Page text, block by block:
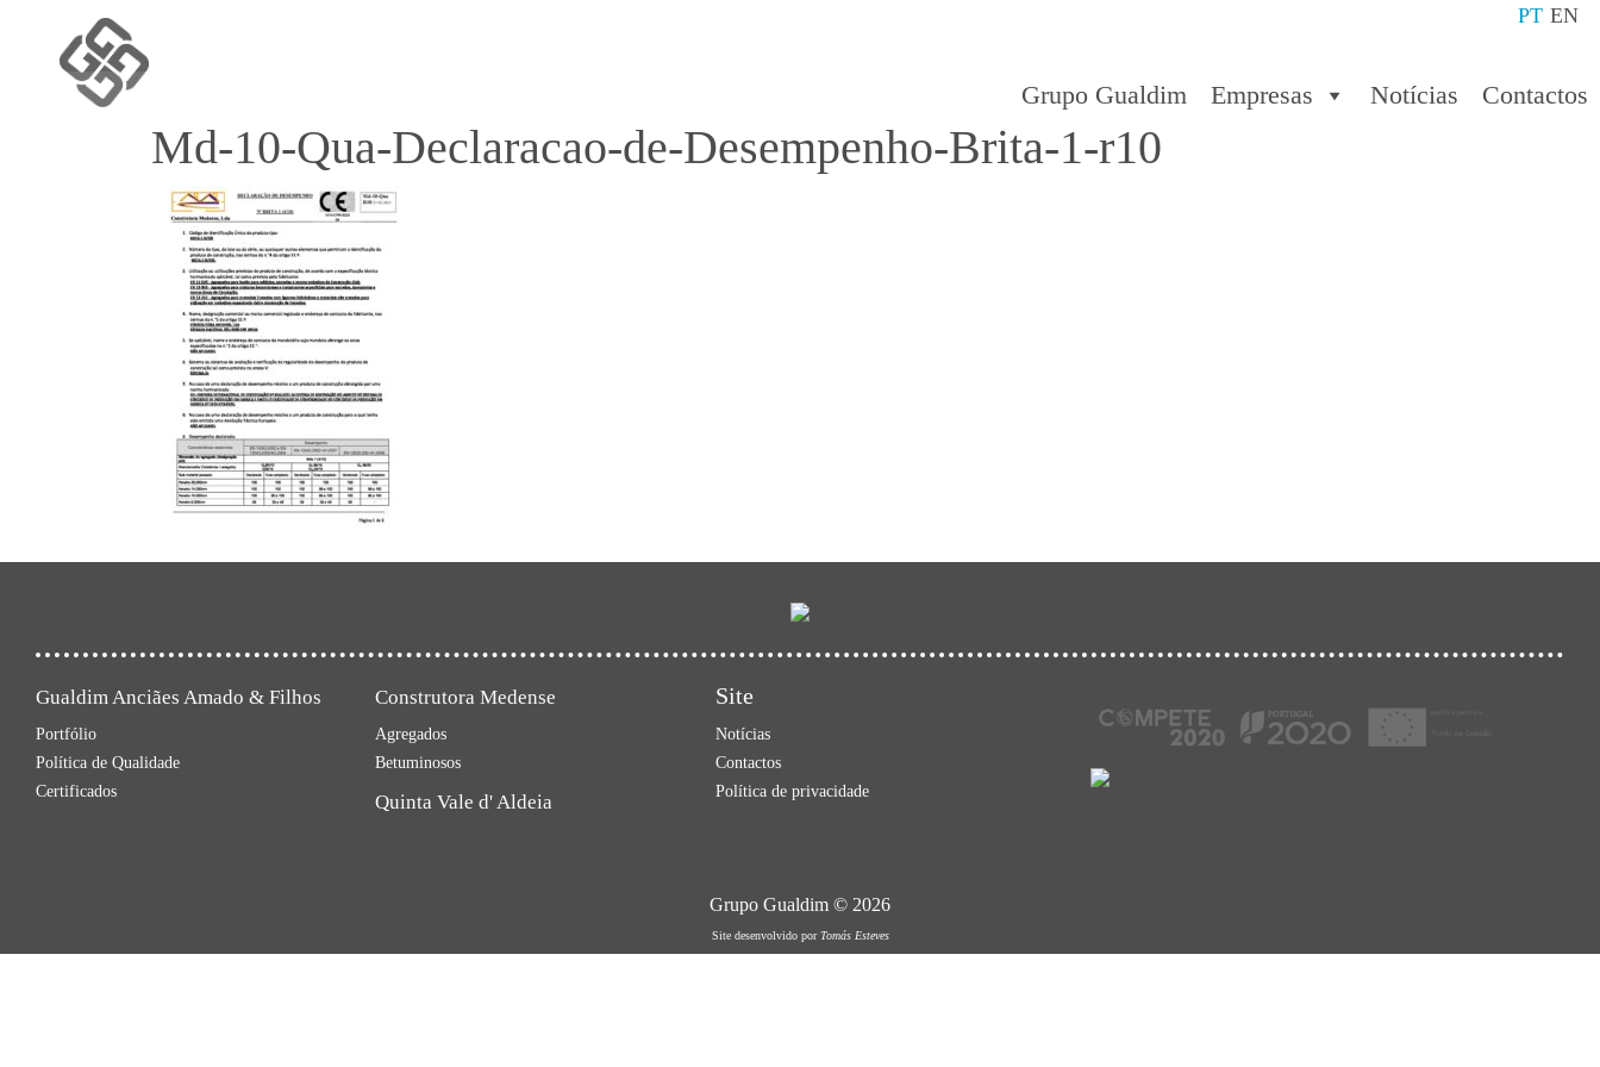
PT EN
Grupo Gualdim Empresas Notícias Contactos
Md-10-Qua-Declaracao-de-Desempenho-Brita-1-r10
Gualdim Anciães Amado & Filhos
Portfólio
Política de Qualidade
Certificados
Construtora Medense
Agregados
Betuminosos
Quinta Vale d' Aldeia
Site
Notícias
Contactos
Política de privacidade
Grupo Gualdim © 2026
Site desenvolvido porTomás Esteves